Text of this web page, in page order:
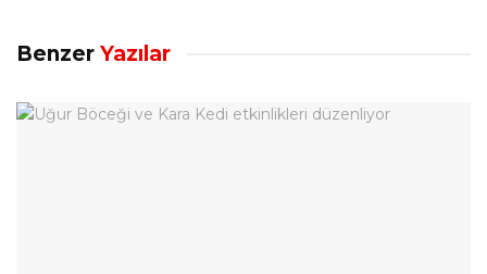
Benzer Yazılar